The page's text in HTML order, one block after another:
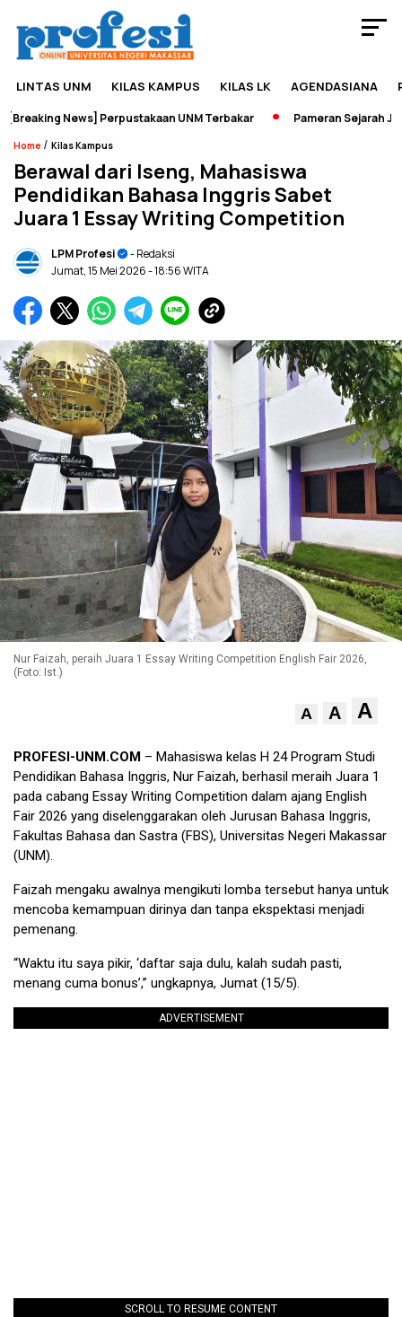
LINTAS UNM KILAS KAMPUS KILAS LK AGENDASIANA
News] Perpustakaan UNM Terbakar Pameran Sejarah Jadi
Home / Kilas Kampus
Berawal dari Iseng, Mahasiswa
Pendidikan Bahasa Inggris Sabet
Juara 1 Essay Writing Competition
LPM Profesi
- Redaksi
Jumat, 15 Mei 2026- 18:56 WITA
Nur Faizah, peraih Juara 1 Essay Writing Competition English Fair 2026,
(Foto: Ist.)
A A A
PROFESI-UNM.COM – Mahasiswa kelas H 24 Program Studi
Pendidikan Bahasa Inggris, Nur Faizah, berhasil meraih Juara 1
pada cabang Essay Writing Competition dalam ajang English
Fair 2026 yang diselenggarakan oleh Jurusan Bahasa Inggris,
Fakultas Bahasa dan Sastra (FBS), Universitas Negeri Makassar
(UNM).
Faizah mengaku awalnya mengikuti lomba tersebut hanya untuk
mencoba kemampuan dirinya dan tanpa ekspektasi menjadi
pemenang.
“Waktu itu saya pikir, ‘daftar saja dulu, kalah sudah pasti,
menang cuma bonus’,” ungkapnya, Jumat (15/5).
ADVERTISEMENT
SCROLL TO RESUME CONTENT